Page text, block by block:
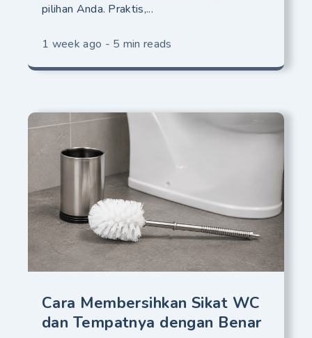
pilihan Anda. Praktis,...
1 week ago - 5 min reads
Cara Membersihkan Sikat WC
dan Tempatnya dengan Benar